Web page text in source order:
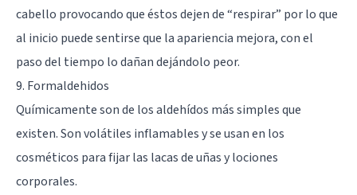
cabello provocando que éstos dejen de “respirar” por lo que
al inicio puede sentirse que la apariencia mejora, con el
paso del tiempo lo dañan dejándolo peor.
9. Formaldehidos
Químicamente son de los aldehídos más simples que
existen. Son volátiles inflamables y se usan en los
cosméticos para fijar las lacas de uñas y lociones
corporales.